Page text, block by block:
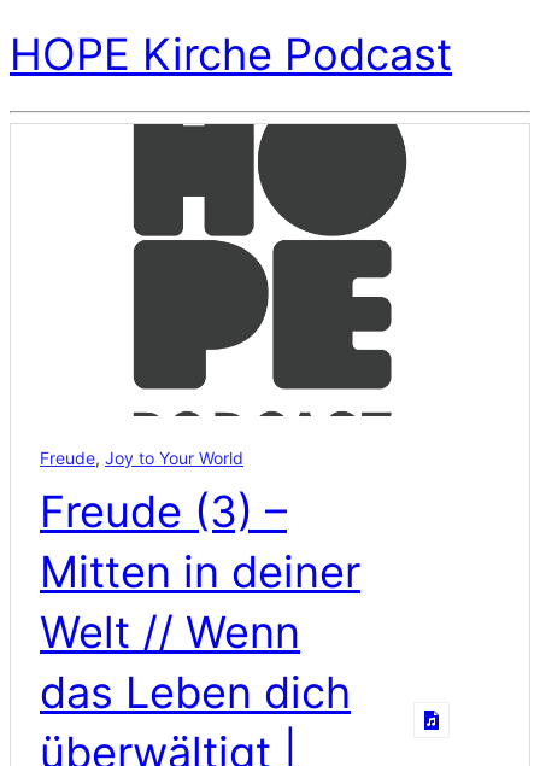
HOPE Kirche Podcast
Freude, Joy to Your World
Freude (3) –
Mitten in deiner
Welt // Wenn
das Leben dich
überwältigt |